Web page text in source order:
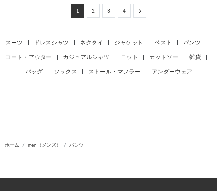
1 2 3 4 Next
スーツ ドレスシャツ ネクタイ ジャケット ベスト パンツ
コート・アウター カジュアルシャツ ニット カットソー 雑貨
バッグ ソックス ストール・マフラー アンダーウェア
ホーム men（メンズ） パンツ